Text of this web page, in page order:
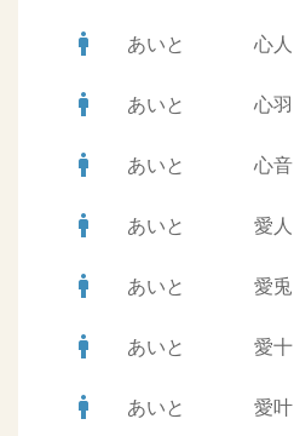
man あいと 心人
man あいと 心羽
man あいと 心音
man あいと 愛人
man あいと 愛兎
man あいと 愛十
man あいと 愛叶